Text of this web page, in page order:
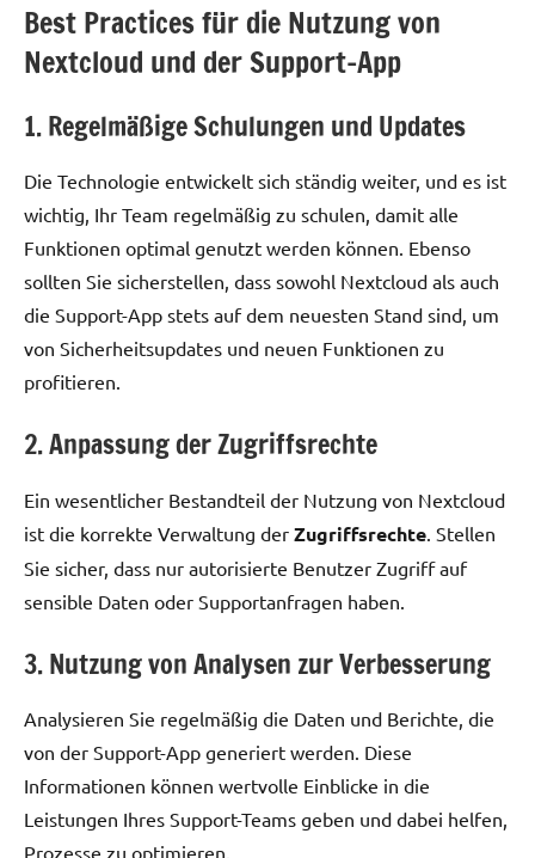
Best Practices für die Nutzung von
Nextcloud und der Support-App
1. Regelmäßige Schulungen und Updates
Die Technologie entwickelt sich ständig weiter, und es ist
wichtig, Ihr Team regelmäßig zu schulen, damit alle
Funktionen optimal genutzt werden können. Ebenso
sollten Sie sicherstellen, dass sowohl Nextcloud als auch
die Support-App stets auf dem neuesten Stand sind, um
von Sicherheitsupdates und neuen Funktionen zu
profitieren.
2. Anpassung der Zugriffsrechte
Ein wesentlicher Bestandteil der Nutzung von Nextcloud
ist die korrekte Verwaltung der Zugriffsrechte . Stellen
Sie sicher, dass nur autorisierte Benutzer Zugriff auf
sensible Daten oder Supportanfragen haben.
3. Nutzung von Analysen zur Verbesserung
Analysieren Sie regelmäßig die Daten und Berichte, die
von der Support-App generiert werden. Diese
Informationen können wertvolle Einblicke in die
Leistungen Ihres Support-Teams geben und dabei helfen,
Prozesse zu optimieren.